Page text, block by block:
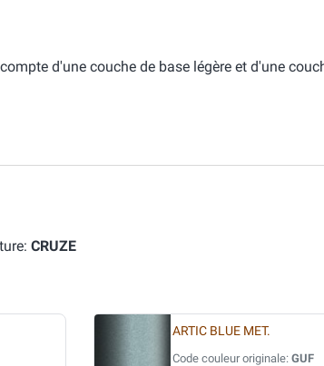
d'une couche de base légère et d'une
CRUZE
ARTIC BLUE MET.
Code couleur originale: GUF